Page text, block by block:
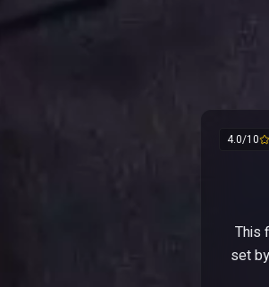
4.0/10
This
set